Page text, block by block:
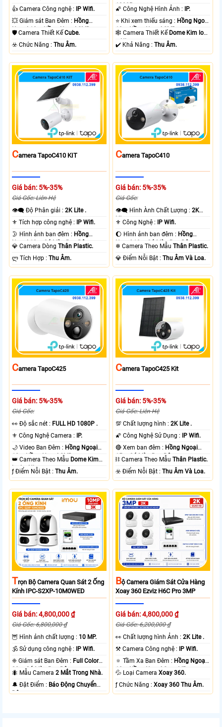
.
👍 Camera Công nghệ :
IP Wifi.
💥 Giám sát Ban Đêm : Hồng
Ngoại 10m Hồng Ngoại SMD.
🛡 Camera Thiết KếCube.
️☣️ Chức Năng :Thu Âm.
1080P .
🌠 Công Nghệ Hình Ảnh :
IP.
⭐ Khi xem thiếu sáng : Hồng Ngoại
10m Hồng Ngoại SMD.
🕸️ Camera Thiết Kế Dome Kim loại
+ Nhựa.
️✔️ Khả Năng :Thu Âm.
CAmera TapoC410 KIT
Giá bán: 5%-35%
Giá Gốc: Liên Hệ
👁️‍🗨 Độ Phân giải :2K Lite .
⚜️ Tích hợp công nghệ :
IP Wifi.
🌛 Hình ảnh ban đêm : Hồng
Ngoại 10m Có Màu Ban Ðêm.
💎 Camera DòngThân Plastic.
️ლ Tích Hợp :Thu Âm.
CAmera TapoC410
Giá bán: 5%-35%
Giá Gốc:
👁️‍🗨 Hình Ành Chất Lượng :2K
Lite .
⚜️ Công Nghệ :
IP Wifi.
🌔 Hình ảnh ban đêm : Hồng
Ngoại 10m Có Màu Ban Ðêm.
❄ Camera Theo MẫuThân Plastic.
️💎 Điểm Nỗi Bật :Thu Âm Và Loa.
CAmera TapoC425
Giá bán: 5%-35%
Giá Gốc:
️👀 Độ sắc nét : FULL HD 1080P .
⚜️ Công Nghệ Camera :
IP.
🌙 Video Ban Đêm : Hồng Ngoại
10m Hồng Ngoại SMD.
👑 Camera Theo Mẫu Dome Kim
loại + Nhựa.
️ƒ Điểm Nỗi Bật :Thu Âm.
CAmera TapoC425 Kit
Giá bán: 5%-35%
Giá Gốc: Liên Hệ
💯 Chất lượng hình :2K Lite .
🌠 Công Nghệ Sử Dụng :
IP Wifi.
🔴 Xem ban đêm : Hồng Ngoại
15m Có Màu Ban Ðêm.
⛓ Camera Theo MẫuThân Plastic.
️☣️ Điểm Nỗi Bật :Thu Âm Và Loa.
TRọn Bộ Camera Quan Sát 2 Ống
Kính IPC-S2XP-10M0WED
Giá bán: 4,800,000 ₫
Giá Gốc: 6,800,000 ₫
🦉 Hình ảnh chất lượng : 10 MP.
🕉️ Sử dụng công nghệ : IP Wifi.
❈ Giám sát Ban Đêm : Full Color
20m Có Màu Ban Ðêm.
🐜 Mẫu Camera2 Mắt Trong Nhà.
️🔔 Đặt Điểm : Báo Động Chuyển
Động.
BỘ Camera Giám Sát Cửa Hàng
Xoay 360 Ezviz H6C Pro 3MP
Giá bán: 4,800,000 ₫
Giá Gốc: 6,200,000 ₫
️👀 Chất lượng hình Ảnh :2K Lite .
⚒ Camera Công nghệ : IP Wifi.
🔅 Tầm Xa Ban Đêm : Hồng Ngoại
10m Hồng Ngoại Smart IR.
💦 Loại CameraXoay 360.
️ƒ Chức Năng :Xoay 360 Thu Âm.